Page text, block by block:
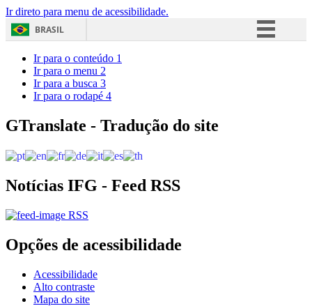
Ir direto para menu de acessibilidade.
BRASIL
Acesso à informação
Ir para o conteúdo 1
Ir para o menu 2
Ir para a busca 3
Ir para o rodapé 4
GTranslate - Tradução do site
Notícias IFG - Feed RSS
RSS
Opções de acessibilidade
Acessibilidade
Alto contraste
Mapa do site